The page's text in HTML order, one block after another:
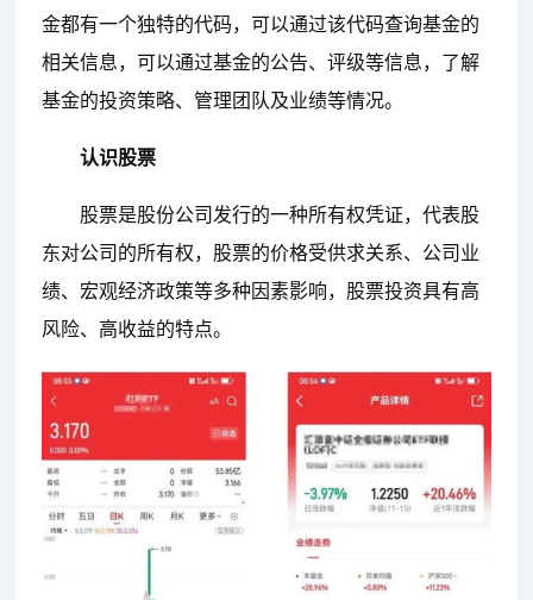
金都有一个独特的代码，可以通过该代码查询基金的
相关信息，可以通过基金的公告、评级等信息，了解
基金的投资策略、管理团队及业绩等情况。
认识股票
股票是股份公司发行的一种所有权凭证，代表股
东对公司的所有权，股票的价格受供求关系、公司业
绩、宏观经济政策等多种因素影响，股票投资具有高
风险、高收益的特点。